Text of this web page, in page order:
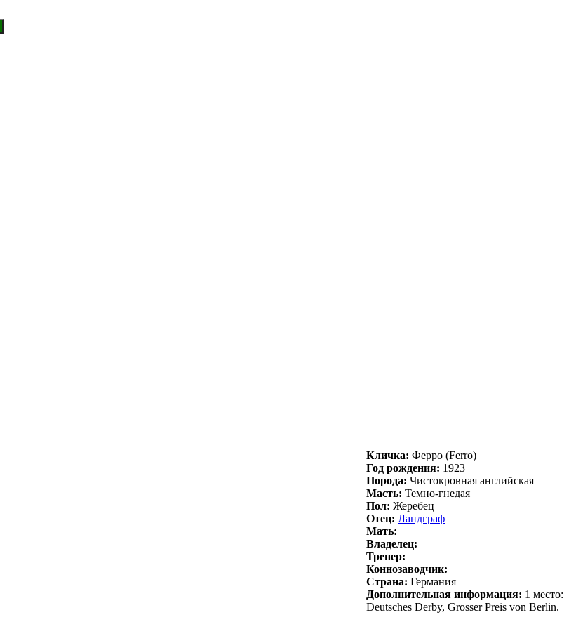
Кличка: Феppo (Ferro)
Год рождения: 1923
Порода: Чистокровная английская
Масть: Темно-гнедая
Пол: Жеребец
Отец: Лaндгpaф
Мать:
Владелец:
Тренер:
Коннозаводчик:
Страна: Германия
Дополнительная информация: 1 место:
Deutsches Derby, Grosser Preis von Berlin.